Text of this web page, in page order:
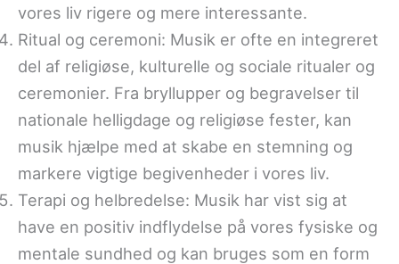
vores liv rigere og mere interessante.
Ritual og ceremoni: Musik er ofte en integreret
del af religiøse, kulturelle og sociale ritualer og
ceremonier. Fra bryllupper og begravelser til
nationale helligdage og religiøse fester, kan
musik hjælpe med at skabe en stemning og
markere vigtige begivenheder i vores liv.
Terapi og helbredelse: Musik har vist sig at
have en positiv indflydelse på vores fysiske og
mentale sundhed og kan bruges som en form